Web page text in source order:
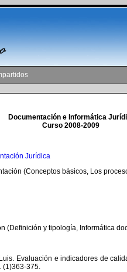
Documentación e Informática
Curso 2008-2009
Jurídica
(Conceptos básicos, Los
(Definición y tipología, Informática
Evaluación e indicadores de
(1)363-375.